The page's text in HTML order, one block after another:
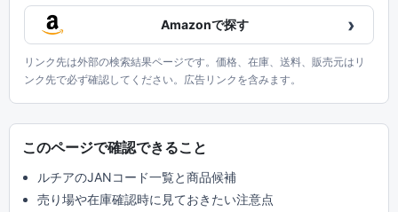
Amazonで探す ›
リンク先は外部の検索結果ページです。価格、在庫、送料、販売元はリ
ンク先で必ず確認してください。広告リンクを含みます。
このページで確認できること
ルチアのJANコード一覧と商品候補
売り場や在庫確認時に見ておきたい注意点